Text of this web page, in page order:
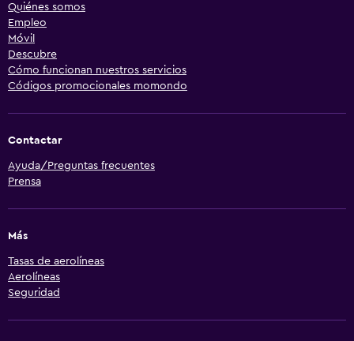
Quiénes somos
Empleo
Móvil
Descubre
Cómo funcionan nuestros servicios
Códigos promocionales momondo
Contactar
Ayuda/Preguntas frecuentes
Prensa
Más
Tasas de aerolíneas
Aerolíneas
Seguridad